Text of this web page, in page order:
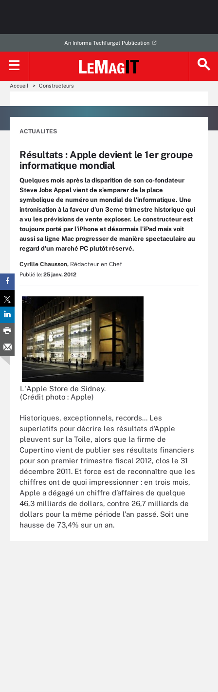
An Informa TechTarget Publication
Accueil Constructeurs
ACTUALITES
Résultats : Apple devient le 1er groupe
informatique mondial
Quelques mois après la disparition de son co-fondateur
Steve Jobs Appel vient de s'emparer de la place
symbolique de numéro un mondial de l'informatique. Une
intronisation à la faveur d'un 3eme trimestre historique qui
a vu les prévisions de vente exploser. Le constructeur est
toujours porté par l'iPhone et désormais l'iPad mais voit
aussi sa ligne Mac progresser de manière spectaculaire au
regard d'un marché PC plutôt réservé.
Cyrille Chausson, Rédacteur en Chef
Publié le: 25 janv. 2012
L'Apple Store de Sidney.
(Crédit photo : Apple)
Historiques, exceptionnels, records... Les
superlatifs pour décrire les résultats d’Apple
pleuvent sur la Toile, alors que la firme de
Cupertino vient de publier ses résultats financiers
pour son premier trimestre fiscal 2012, clos le 31
décembre 2011. Et force est de reconnaître que les
chiffres ont de quoi impressionner : en trois mois,
Apple a dégagé un chiffre d’affaires de quelque
46,3 milliards de dollars, contre 26,7 milliards de
dollars pour la même période l'an passé. Soit une
hausse de 73,4% sur un an.